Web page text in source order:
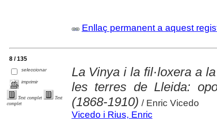
Enllaç permanent a aquest
8 / 135
seleccionar
imprimir
Text complet
Text
complet
La Vinya i la fil·loxera a
les terres de Lleida:
(1868-1910) / Enric Vicedo
Vicedo i Rius, Enric